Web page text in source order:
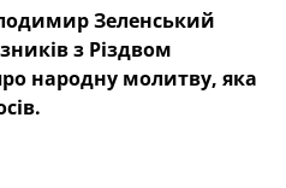
Зеленський
з Різдвом
народну молитву, яка